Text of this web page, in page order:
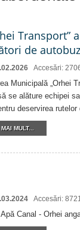
Transport”
de
Accesări:
Municipală „Orhei
se alăture echipei
deservirea
MULT...
Accesări:
Canal - Orhei